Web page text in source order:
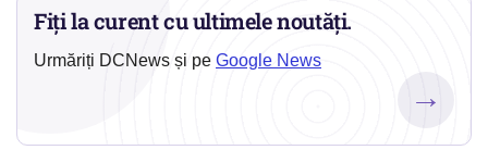
Fiți la curent cu ultimele noutăți.
Urmăriți DCNews și pe Google News
→